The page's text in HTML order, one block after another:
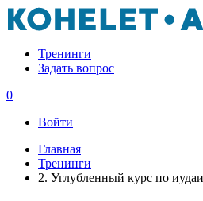
Тренинги
Задать вопрос
0
Войти
Главная
Тренинги
2. Углубленный курс по